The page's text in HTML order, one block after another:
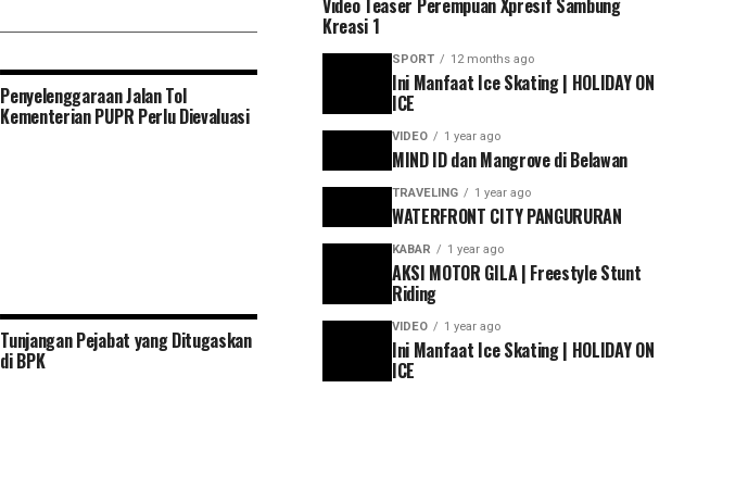
Penyelenggaraan Jalan Tol
Kementerian PUPR Perlu Dievaluasi
Tunjangan Pejabat yang Ditugaskan
di BPK
Kreasi 1
SPORT 12 months ago
Ini Manfaat Ice Skating | HOLIDAY ON
ICE
VIDEO 1 year ago
MIND ID dan Mangrove di Belawan
TRAVELING 1 year ago
WATERFRONT CITY PANGURURAN
KABAR 1 year ago
AKSI MOTOR GILA | Freestyle Stunt
Riding
VIDEO 1 year ago
Ini Manfaat Ice Skating | HOLIDAY ON
ICE